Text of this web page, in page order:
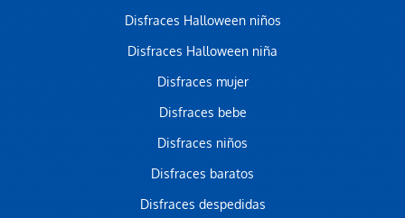
Disfraces Halloween niños
Disfraces Halloween niña
Disfraces mujer
Disfraces bebe
Disfraces niños
Disfraces baratos
Disfraces despedidas